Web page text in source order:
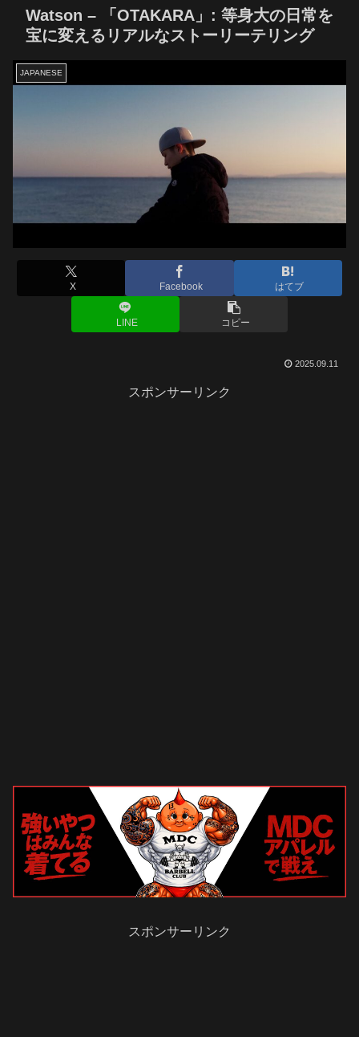
Watson – 「OTAKARA」: 等身大の日常を
宝に変えるリアルなストーリーテリング
JAPANESE
X Facebook はてブ
LINE コピー
2025.09.11
スポンサーリンク
スポンサーリンク